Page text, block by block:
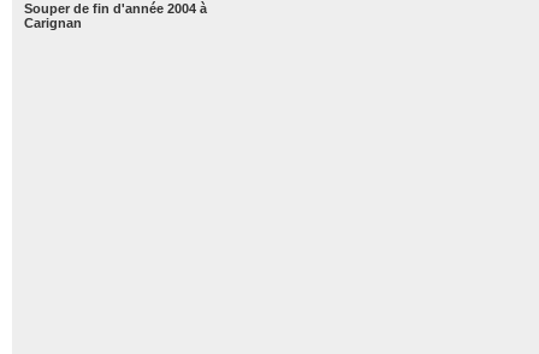
Souper de fin d'année 2004 à
Carignan